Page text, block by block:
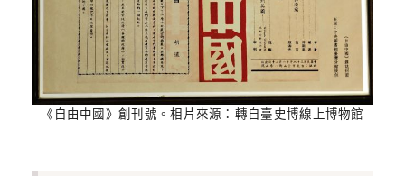
《自由中國》創刊號。相片來源：轉自臺史博線上博物館